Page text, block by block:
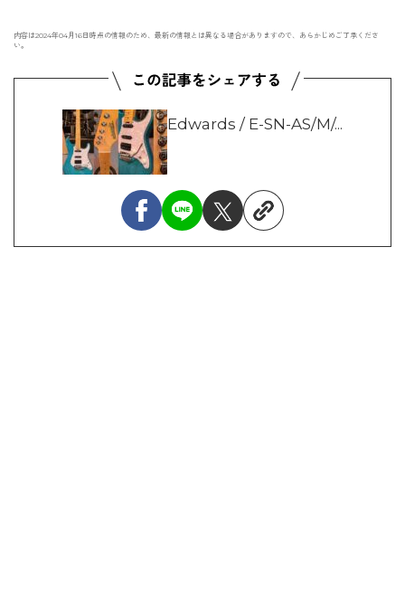
内容は2024年04月16日時点の情報のため、最新の情報とは異なる場合がありますので、あらかじめご了承くださ
い。
Edwards / E-SN-AS/M/...